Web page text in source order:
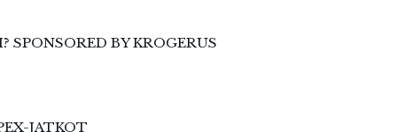
SPONSORED BY KROGERUS
JATKOT